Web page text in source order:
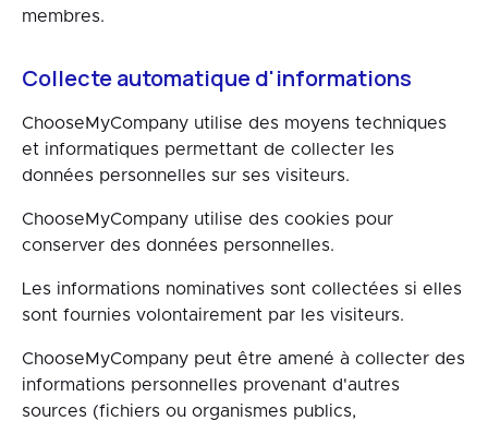
membres.
Collecte automatique d'informations
ChooseMyCompany utilise des moyens techniques
et informatiques permettant de collecter les
données personnelles sur ses visiteurs.
ChooseMyCompany utilise des cookies pour
conserver des données personnelles.
Les informations nominatives sont collectées si elles
sont fournies volontairement par les visiteurs.
ChooseMyCompany peut être amené à collecter des
informations personnelles provenant d'autres
sources (fichiers ou organismes publics,